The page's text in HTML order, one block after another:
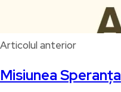
Articolul anterior
Misiunea Speranța